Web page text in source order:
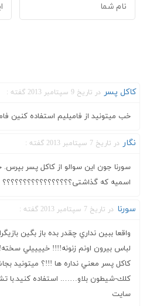
کاکل پسر در تاریخ 9 سپتامبر 2013 گفته :
خب میتونید از فامیلیم استفاده کنین
نگار در تاریخ 7 سپتامبر 2013 گفته :
سورنا جون این سوالو از کاکل پسر
اسمیه که گذاشتی؟؟؟؟؟؟؟؟؟؟؟؟؟؟؟؟؟
سورنا در تاریخ 7 سپتامبر 2013 گفته :
واقعا ببين نداري چقدر بده باز بگين
لباس بيرون اونم زنونه!!!! خييييلي
كاكل پسر معني نداره ها !!!؟ ميتونيد
كلك-شيطون بلاو……. استفاده كنيد.با
سايت